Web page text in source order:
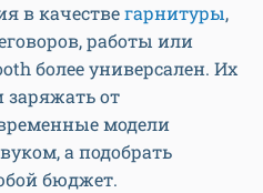
в качествегарнитуры,
работы или
более универсален. Их
заряжать от
модели
а подобрать
бюджет.